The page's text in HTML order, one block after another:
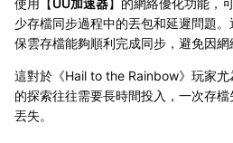
少存檔同步過程中的丟包和延遲問題
保雲存檔能夠順利完成同步，避免因網
這對於《Hail to the Rainbow》玩家
的探索往往需要長時間投入，一次存
丟失。